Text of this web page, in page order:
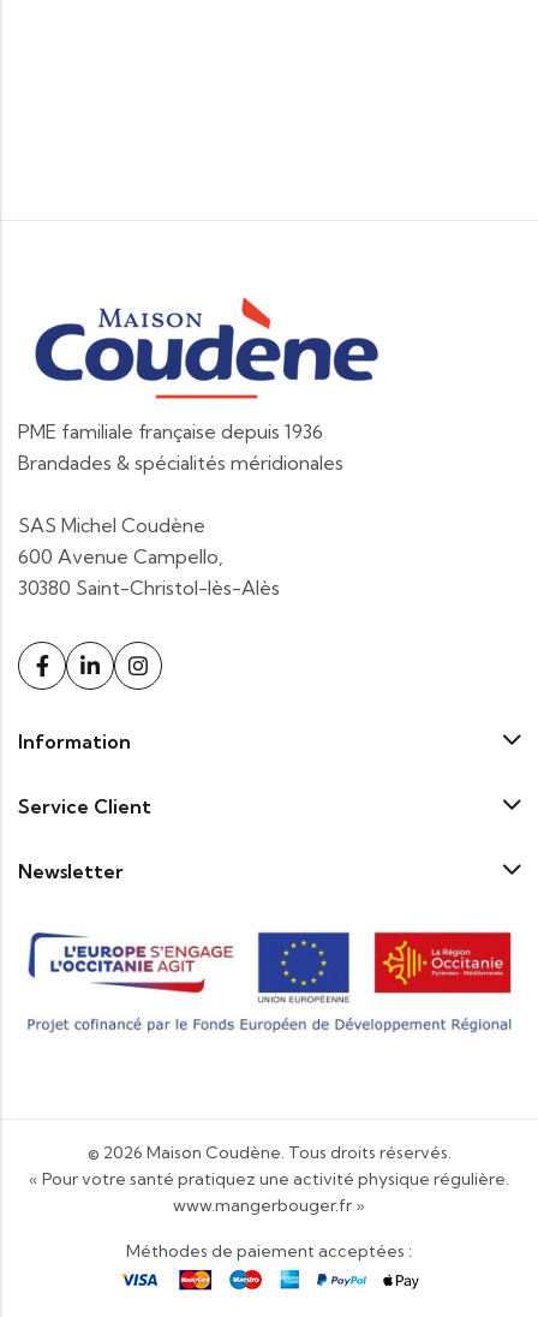
PME familiale française depuis 1936
Brandades & spécialités méridionales
SAS Michel Coudène
600 Avenue Campello,
30380 Saint-Christol-lès-Alès
Information
Service Client
Newsletter
© 2026 Maison Coudène. Tous droits réservés.
« Pour votre santé pratiquez une activité physique régulière.
www.mangerbouger.fr »
Méthodes de paiement acceptées :